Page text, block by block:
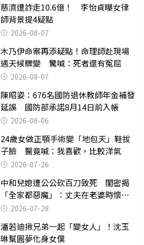
慈濟遭詐走10.6億！ 李怡貞曝女律
師背景提4疑點
2026-08-07
木乃伊命案再添疑點！命理師赴現場
遇天候驟變 驚喊：死者還有冤屈
2026-08-07
陳昭姿：676名國防退休教師年金補發
延誤 國防部承諾8月14日前入帳
2026-08-06
24歲女做正顎手術變「地包天」鞋拔
子臉 醫竟喊：我喜歡，比較洋氣
2026-07-26
中和兒媳遭公公砍百刀致死 閨密揭
「全家都惡魔」：丈夫在老婆時懷孕
摔東西
2026-07-28
潘若迪揪兄弟一起「變女人」！沈玉
琳幫圓夢化身女僕